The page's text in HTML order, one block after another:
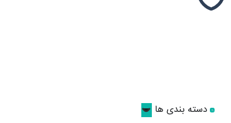
دسته بندی ها